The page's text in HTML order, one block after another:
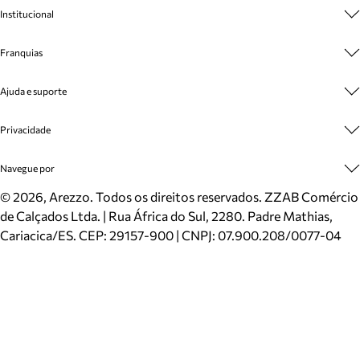
Institucional
Cashback
Venda Corporativa
Mapa do Site
Inverno
Mundo Arezzo
Franquias
Plano de Negócio
Ajuda e suporte
Cadastro
Meus Pedidos
Trocas e Devoluções
Cartão Presente
Localizador de lojas
Privacidade
Politica e Privacidade
Navegue por
Sapatos
Bolsas
Scarpins
©2026, Arezzo. Todos os direitos reservados. ZZAB Comércio
de Calçados Ltda. | Rua África do Sul, 2280. Padre Mathias,
Cariacica/ES. CEP: 29157-900 | CNPJ: 07.900.208/0077-04